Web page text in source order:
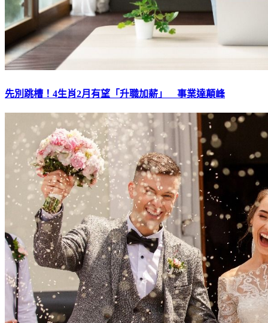
先別跳槽！4生肖2月有望「升職加薪」 事業達顛峰